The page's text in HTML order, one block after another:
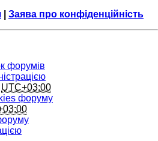
Заява про конфіденційність
форумів
UTC+03:00
форуму